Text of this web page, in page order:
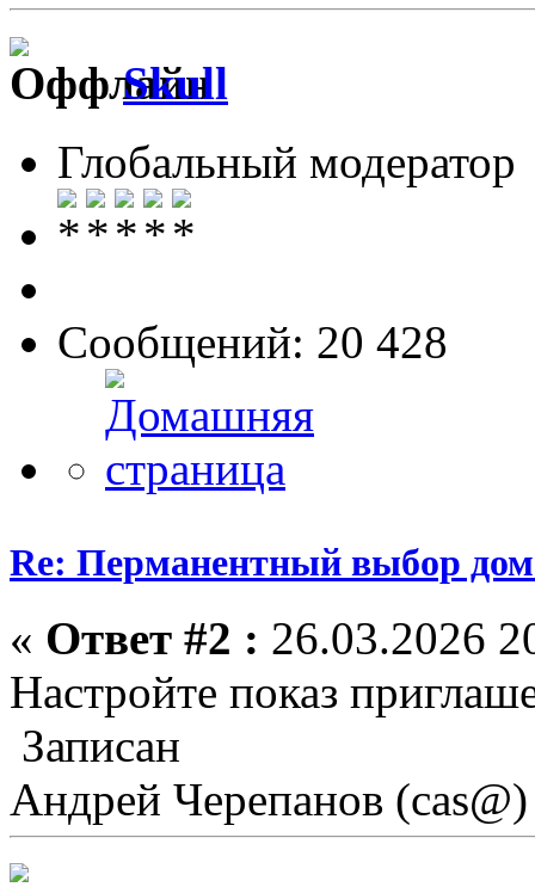
Skull
Глобальный модератор
Сообщений: 20 428
Re: Перманентный выбор
« Ответ #2 : 26.03.2026
Настройте показ
Записан
Андрей Черепанов (cas@)